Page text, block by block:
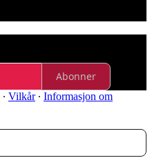
Abonner
∙ Vilkår∙ Informasjon om